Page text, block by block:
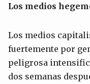
Los medios
Los medios
fuertemente por
peligrosa
dos semanas